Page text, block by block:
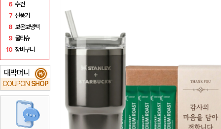
6 수건
7 선풍기
8 보온보냉백
9 물티슈
10 장바구니
대박머니
COUPON SHOP
₩